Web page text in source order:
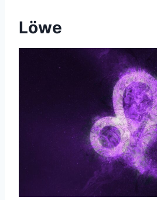
Löwe